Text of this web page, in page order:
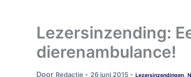
Lezersinzending:
dierenambulance!
Door Redactie - 26 juni 2015 - Lezersinzendingen,